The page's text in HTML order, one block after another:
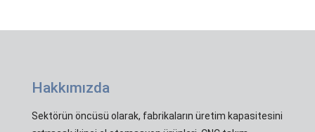
Hakkımızda
Sektörün öncüsü olarak, fabrikaların üretim kapasitesini